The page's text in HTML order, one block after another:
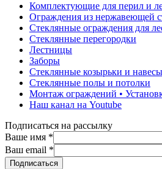
Комплектующие для перил и
Ограждения из нержавеющей
Стеклянные ограждения для
Стеклянные перегородки
Лестницы
Заборы
Стеклянные козырьки и навесы
Стеклянные полы и потолки
Монтаж ограждений •
Наш канал на Youtube
Подписаться на рассылку
Ваше имя *
Ваш email *